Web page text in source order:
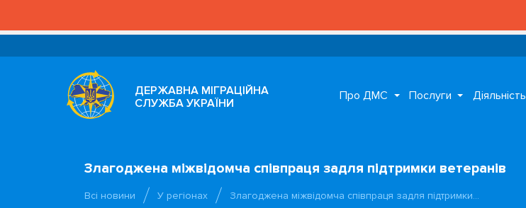
ДЕРЖАВНА МІГРАЦІЙНА
СЛУЖБА УКРАЇНИ
Про ДМС Послуги Діяльність
Злагоджена міжвідомча співпраця задля підтримки ветеранів
Всі новини У регіонах Злагоджена міжвідомча співпраця задля підтримки…